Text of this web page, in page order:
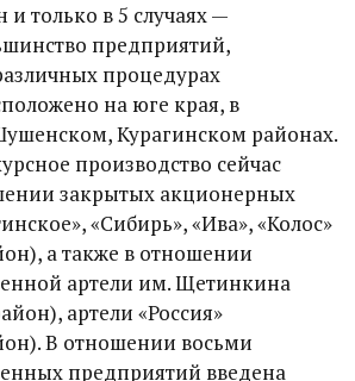
и только в 5 случаях —
предприятий,
процедурах
на юге края, в
Курагинском районах.
производство сейчас
закрытых акционерных
«Сибирь», «Ива», «Колос»
а также в отношении
артели им. Щетинкина
артели «Россия»
В отношении восьми
предприятий введена